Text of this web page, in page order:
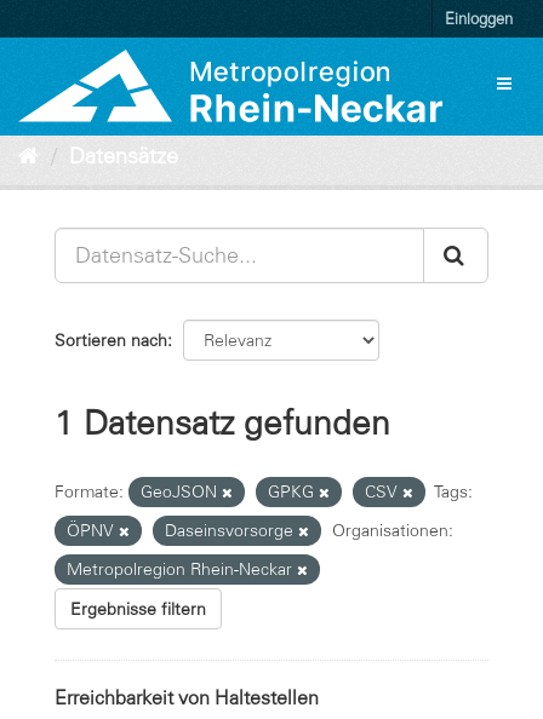
zum
Einloggen
Datensätze
Sortieren nach
1 Datensatz gefunden
Formate: GeoJSON GPKG CSV
Tags:
ÖPNV
Daseinsvorsorge
Organisationen:
Metropolregion Rhein-Neckar
Ergebnisse filtern
Erreichbarkeit von Haltestellen